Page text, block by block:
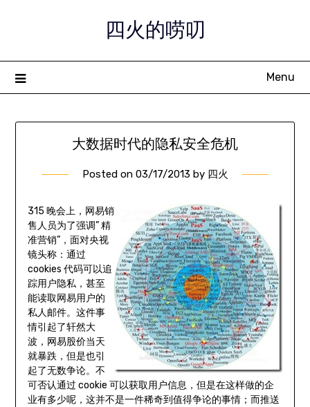
四火的唠叨
Menu
大数据时代的隐私安全危机
Posted on 03/17/2013 by 四火
315 晚会上，网易销
售人员为了强调” 精
准营销”，面对央视
镜头称：通过
cookies 代码可以追
踪用户隐私，甚至
能读取网易用户的
私人邮件。这件事
情引起了轩然大
波，网易股价当天
就暴跌，但是也引
起了无数争论。不
可否认通过 cookie 可以获取用户信息，但是在这样做的企
业有多少呢，这并不是一件稀奇到值得争论的事情；而推送